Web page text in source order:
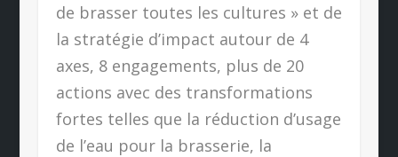
de brasser toutes les cultures » et de
la stratégie d’impact autour de 4
axes, 8 engagements, plus de 20
actions avec des transformations
fortes telles que la réduction d’usage
de l’eau pour la brasserie, la